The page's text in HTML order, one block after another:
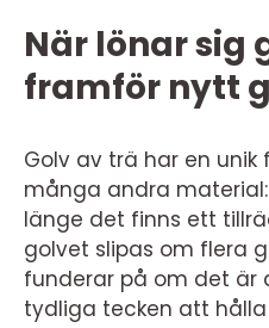
När lönar sig
framför nytt
Golv av trä har en
många andra
länge det finns ett
golvet slipas om flera
funderar på om det är
tydliga tecken att hålla